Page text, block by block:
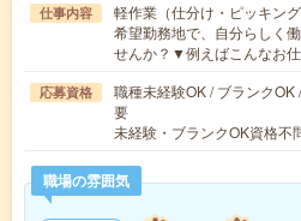
仕事内容
軽作業（仕分け・ピッキン
希望勤務地で、自分らしく
せんか？▼例えばこんなお
応募資格
職種未経験OK / ブランク
要
未経験・ブランクOK資格不
職場の雰囲気